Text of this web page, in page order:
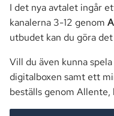
I det nya avtalet ingår
kanalerna 3-12 genom
utbudet kan du göra
Vill du även kunna
digitalboxen samt ett
beställs genom Allente,